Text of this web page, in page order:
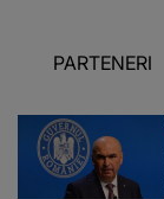
PARTENERI